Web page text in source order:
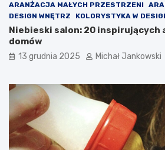
n
e
s
u
?
t
a
k
n
a
a
w
d
ę
s
i
ARANŻACJA MAŁYCH PRZESTRZENI
DESIGN WNĘTRZ
KOLORYSTYKA W
Niebieski salon: 20 inspirujących
domów
13 grudnia 2025 Michał Jankowski